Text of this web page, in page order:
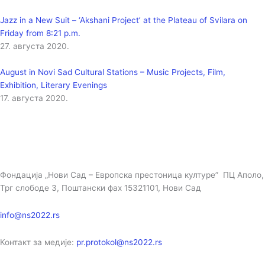
Jazz in a New Suit – ‘Akshani Project’ at the Plateau of Svilara on
Friday from 8:21 p.m.
27. августа 2020.
August in Novi Sad Cultural Stations – Music Projects, Film,
Exhibition, Literary Evenings
17. августа 2020.
Фондација „Нови Сад – Европска престоница културе” ПЦ Аполо,
Трг слободе 3, Поштански фах 15321101, Нови Сад
info@ns2022.rs
Контакт за медије: pr.protokol@ns2022.rs